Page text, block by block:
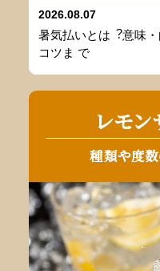
2026.08.07
暑気払いとは︖意味
コツま で